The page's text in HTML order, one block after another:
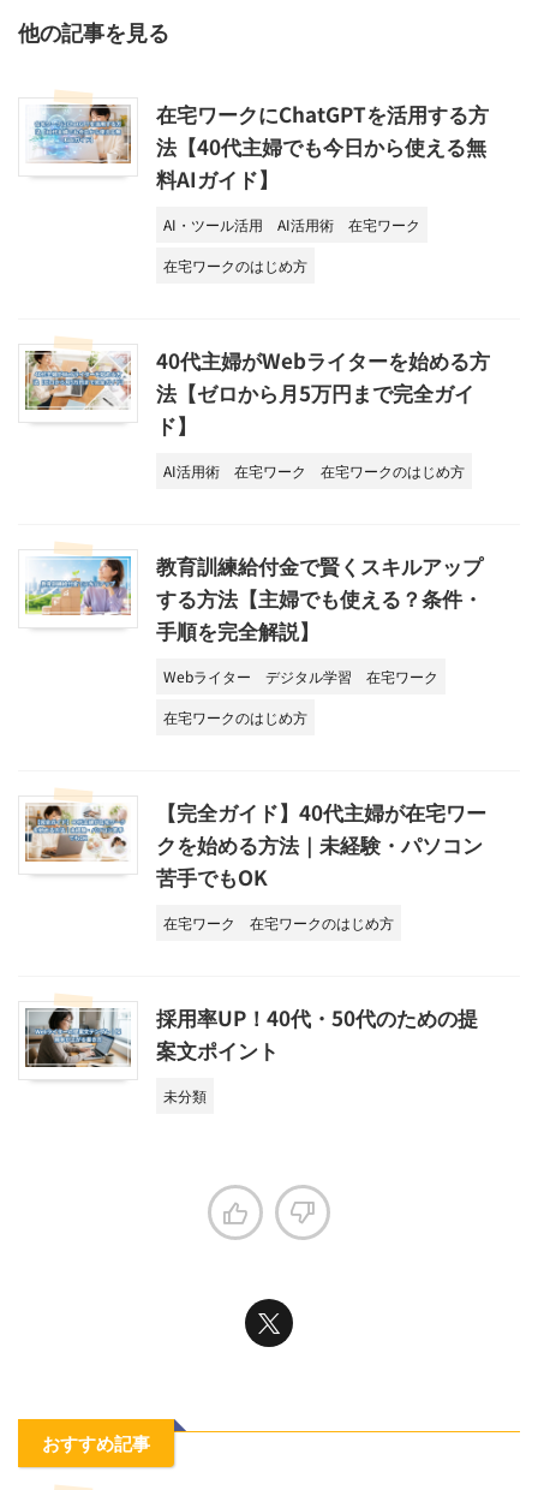
他の記事を見る
在宅ワークにChatGPTを活用する方
法【40代主婦でも今日から使える無
料AIガイド】
AI・ツール活用 AI活用術
在宅ワーク
在宅ワークのはじめ方
40代主婦がWebライターを始める方
法【ゼロから月5万円まで完全ガイ
ド】
AI活用術 在宅ワーク 在宅ワークのはじめ方
教育訓練給付金で賢くスキルアップ
する方法【主婦でも使える？条件・
手順を完全解説】
Webライター デジタル学習
在宅ワーク
在宅ワークのはじめ方
【完全ガイド】40代主婦が在宅ワー
クを始める方法｜未経験・パソコン
苦手でもOK
在宅ワーク 在宅ワークのはじめ方
採用率UP！40代・50代のための提
案文ポイント
未分類
おすすめ記事